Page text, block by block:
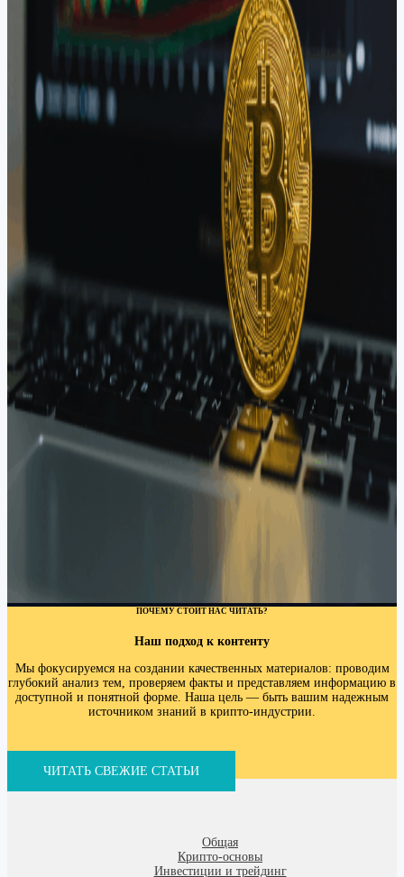
ПОЧЕМУ СТОИТ НАС ЧИТАТЬ?
Наш подход к контенту
Мы фокусируемся на создании качественных материалов: проводим
глубокий анализ тем, проверяем факты и представляем информацию в
доступной и понятной форме. Наша цель — быть вашим надежным
источником знаний в крипто-индустрии.
ЧИТАТЬ СВЕЖИЕ СТАТЬИ
Общая
Крипто-основы
Инвестиции и трейдинг